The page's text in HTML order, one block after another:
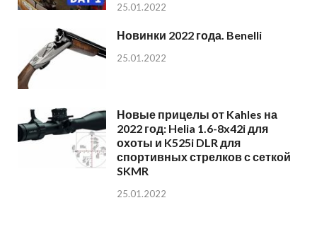
25.01.2022
Новинки 2022 года. Benelli
25.01.2022
Новые прицелы от Kahles на
2022 год: Helia 1.6-8x42i для
охоты и K525i DLR для
спортивных стрелков с сеткой
SKMR
25.01.2022